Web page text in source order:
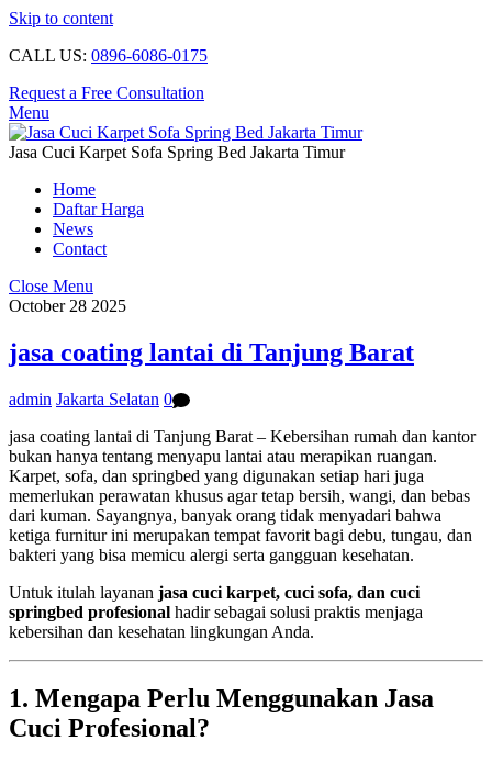
Skip to content
CALL US: 0896-6086-0175
Request a Free Consultation
Menu
Jasa Cuci Karpet Sofa Spring Bed Jakarta Timur
Home
Daftar Harga
News
Contact
Close Menu
October 28 2025
jasa coating lantai di Tanjung Barat
admin Jakarta Selatan 0
jasa coating lantai di Tanjung Barat – Kebersihan rumah dan kantor
bukan hanya tentang menyapu lantai atau merapikan ruangan.
Karpet, sofa, dan springbed yang digunakan setiap hari juga
memerlukan perawatan khusus agar tetap bersih, wangi, dan bebas
dari kuman. Sayangnya, banyak orang tidak menyadari bahwa
ketiga furnitur ini merupakan tempat favorit bagi debu, tungau, dan
bakteri yang bisa memicu alergi serta gangguan kesehatan.
Untuk itulah layanan jasa cuci karpet, cuci sofa, dan cuci
springbed profesional hadir sebagai solusi praktis menjaga
kebersihan dan kesehatan lingkungan Anda.
1. Mengapa Perlu Menggunakan Jasa
Cuci Profesional?